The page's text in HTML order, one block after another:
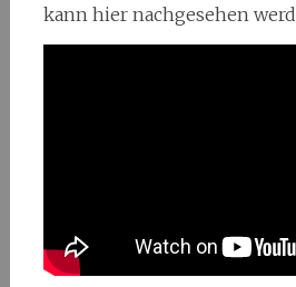
kann hier nachgesehen